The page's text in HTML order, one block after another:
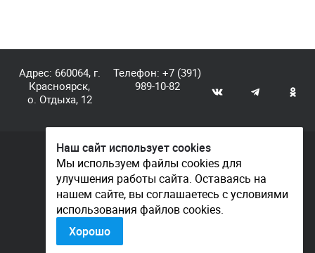
Адрес: 660064, г.
Красноярск,
о. Отдыха, 12
Телефон:+7 (391)
989-10-82
© КГАУ «Центр спортивной подготовки», 2026
Документы
Политика конфиденциальности
Контакты
Наш сайт использует cookies
Мы используем файлы cookies для
улучшения работы сайта. Оставаясь на
нашем сайте, вы соглашаетесь с условиями
использования файлов cookies.
Хорошо